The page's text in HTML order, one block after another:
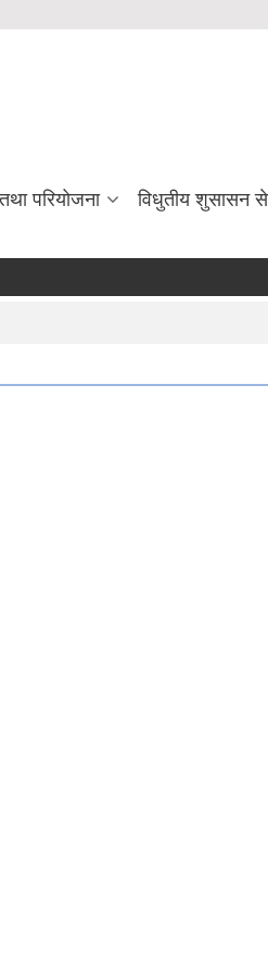
परियोजना विधुतीय शुसासन